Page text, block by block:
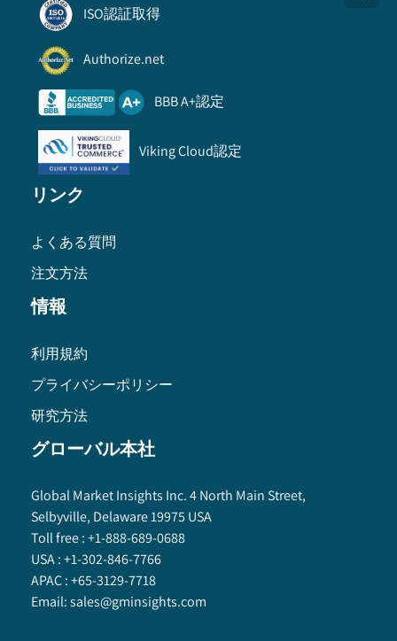
ISO認証取得
Authorize.net
BBB A+認定
Viking Cloud認定
リンク
よくある質問
注文方法
情報
利用規約
プライバシーポリシー
研究方法
グローバル本社
Global Market Insights Inc. 4 North Main Street,
Selbyville, Delaware 19975 USA
Toll free :+1-888-689-0688
USA :+1-302-846-7766
APAC :+65-3129-7718
Email:sales@gminsights.com